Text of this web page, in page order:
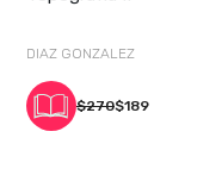
DIAZ GONZALEZ
$270$189